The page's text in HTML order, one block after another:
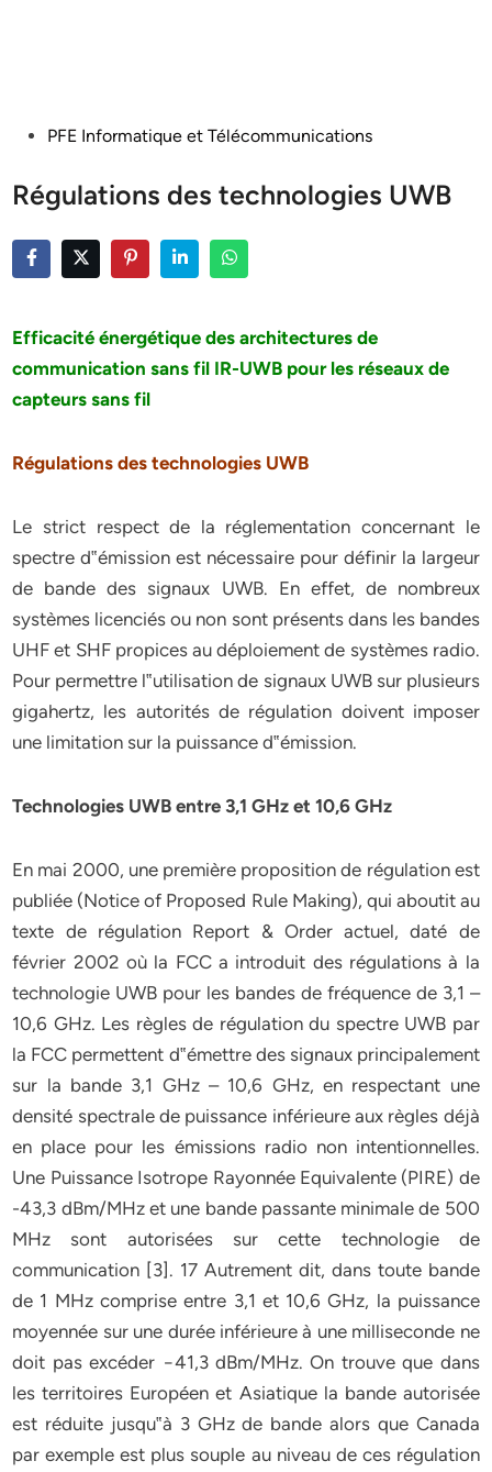
PostedPFE Informatique et Télécommunications
Régulations des technologies UWB
Efficacité énergétique des architectures de
communication sans fil IR-UWB pour les réseaux de
capteurs sans fil
Régulations des technologies UWB
Le strict respect de la réglementation concernant le
spectre d‟émission est nécessaire pour définir la largeur
de bande des signaux UWB. En effet, de nombreux
systèmes licenciés ou non sont présents dans les bandes
UHF et SHF propices au déploiement de systèmes radio.
Pour permettre l‟utilisation de signaux UWB sur plusieurs
gigahertz, les autorités de régulation doivent imposer
une limitation sur la puissance d‟émission.
Technologies UWB entre 3,1 GHz et 10,6 GHz
En mai 2000, une première proposition de régulation est
publiée (Notice of Proposed Rule Making), qui aboutit au
texte de régulation Report & Order actuel, daté de
février 2002 où la FCC a introduit des régulations à la
technologie UWB pour les bandes de fréquence de 3,1 –
10,6 GHz. Les règles de régulation du spectre UWB par
la FCC permettent d‟émettre des signaux principalement
sur la bande 3,1 GHz – 10,6 GHz, en respectant une
densité spectrale de puissance inférieure aux règles déjà
en place pour les émissions radio non intentionnelles.
Une Puissance Isotrope Rayonnée Equivalente (PIRE) de
-43,3 dBm/MHz et une bande passante minimale de 500
MHz sont autorisées sur cette technologie de
communication [3]. 17 Autrement dit, dans toute bande
de 1 MHz comprise entre 3,1 et 10,6 GHz, la puissance
moyennée sur une durée inférieure à une milliseconde ne
doit pas excéder −41,3 dBm/MHz. On trouve que dans
les territoires Européen et Asiatique la bande autorisée
est réduite jusqu‟à 3 GHz de bande alors que Canada
par exemple est plus souple au niveau de ces régulation